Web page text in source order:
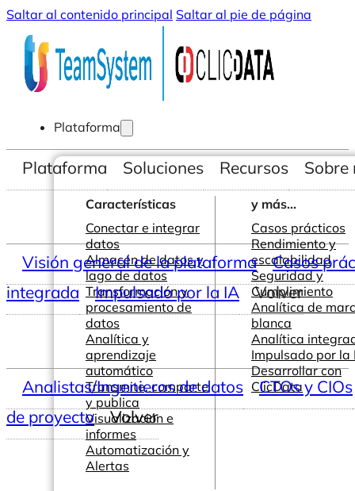
Saltar al contenido principal Saltar al pie de página
Plataforma
Características
Conectar e integrar
datos
Almacén de datos y
lago de datos
Transformación y
procesamiento de
datos
Analítica y
aprendizaje
automático
Transmite, comparte
y publica
Visualización e
informes
Automatización y
Alertas
y más...
Casos prácticos
Rendimiento y
escalabilidad
Seguridad y
Cumplimiento
Analítica de
blanca
Analítica
Impulsado por la
Desarrollar con
ClicData
Plataforma Soluciones Recursos Sobre
Visión general de la plataforma
Casos
integrada
Impulsado por la IA Volver
Analistas/Ingenieros de datos
CTOs y CIOs
de proyecto
Volver